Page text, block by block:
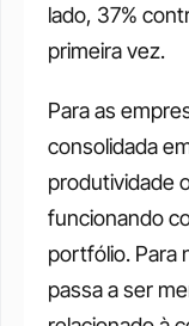
lado, 37%
primeira vez.
Para as
consolidada
produtividade
funcionando
portfólio. Para
passa a ser